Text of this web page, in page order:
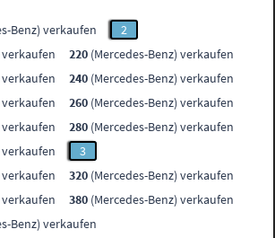
Benz) verkaufen
2
verkaufen 220 (Mercedes-Benz) verkaufen
verkaufen 240 (Mercedes-Benz) verkaufen
verkaufen 260 (Mercedes-Benz) verkaufen
verkaufen 280 (Mercedes-Benz) verkaufen
verkaufen
3
verkaufen 320 (Mercedes-Benz) verkaufen
verkaufen 380 (Mercedes-Benz) verkaufen
Benz) verkaufen